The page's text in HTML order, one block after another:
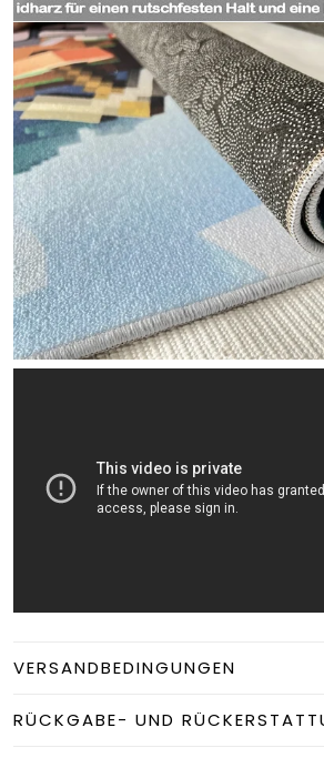
VERSANDBEDINGUNGEN
RÜCKGABE- UND